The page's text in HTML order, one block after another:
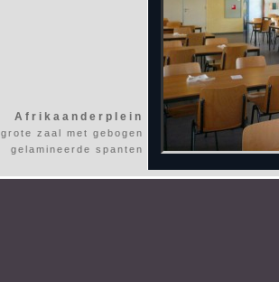
Afrikaanderplein
grote zaal met gebogen
gelamineerde spanten